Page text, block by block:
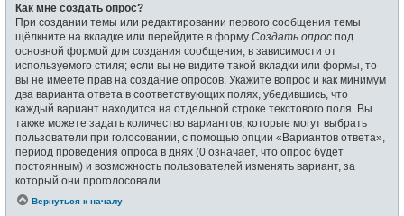
Как мне создать опрос?
При создании темы или редактировании первого сообщения темы
щёлкните на вкладке или перейдите в форму Создать опрос под
основной формой для создания сообщения, в зависимости от
используемого стиля; если вы не видите такой вкладки или формы, то
вы не имеете прав на создание опросов. Укажите вопрос и как минимум
два варианта ответа в соответствующих полях, убедившись, что
каждый вариант находится на отдельной строке текстового поля. Вы
также можете задать количество вариантов, которые могут выбрать
пользователи при голосовании, с помощью опции «Вариантов ответа»,
период проведения опроса в днях (0 означает, что опрос будет
постоянным) и возможность пользователей изменять вариант, за
который они проголосовали.
Вернуться к началу